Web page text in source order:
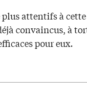
attentifs à
convaincus, à
pour eux.